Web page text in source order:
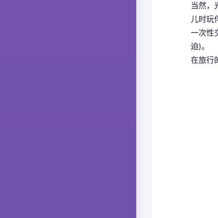
当然，
儿时玩
一次性
迫)。
在旅行